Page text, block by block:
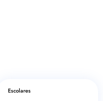
Escolares